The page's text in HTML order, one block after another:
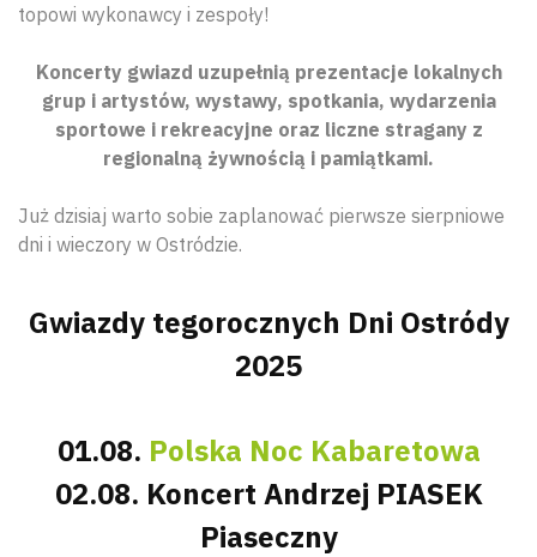
topowi wykonawcy i zespoły!
Koncerty gwiazd uzupełnią prezentacje lokalnych
grup i artystów, wystawy, spotkania, wydarzenia
sportowe i rekreacyjne oraz liczne stragany z
regionalną żywnością i pamiątkami.
Już dzisiaj warto sobie zaplanować pierwsze sierpniowe
dni i wieczory w Ostródzie.
Gwiazdy tegorocznych Dni Ostródy
2025
01.08. Polska Noc Kabaretowa
02.08. Koncert Andrzej PIASEK
Piaseczny